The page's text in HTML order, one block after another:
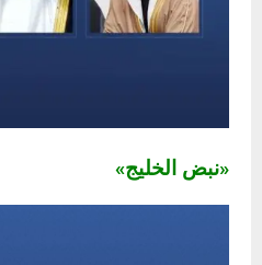
«نبض الخليج»